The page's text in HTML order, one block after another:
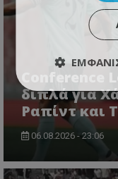
Conference
διπλά για
Ραπίντ και
06.08.2026 - 23:06